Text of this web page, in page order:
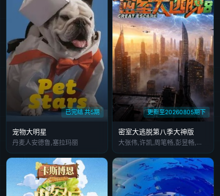
已完结 共5期
宠物大明星
丹麦人安德鲁,塞拉玛丽
更新至20260805期下
密室大逃脱第八季大神版
大张伟,许凯,周笔畅,彭昱畅,张真源,陈哲远